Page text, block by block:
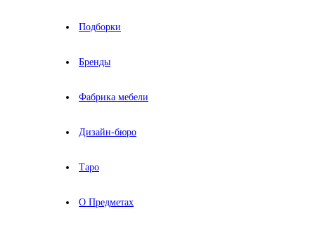
Подборки
Бренды
Фабрика мебели
Дизайн-бюро
Таро
О Предметах